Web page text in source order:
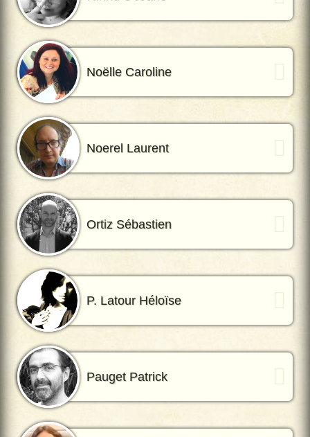
Noëlle Caroline
Noerel Laurent
Ortiz Sébastien
P. Latour Héloïse
Pauget Patrick